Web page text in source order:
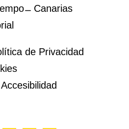
Canarias
de Privacidad